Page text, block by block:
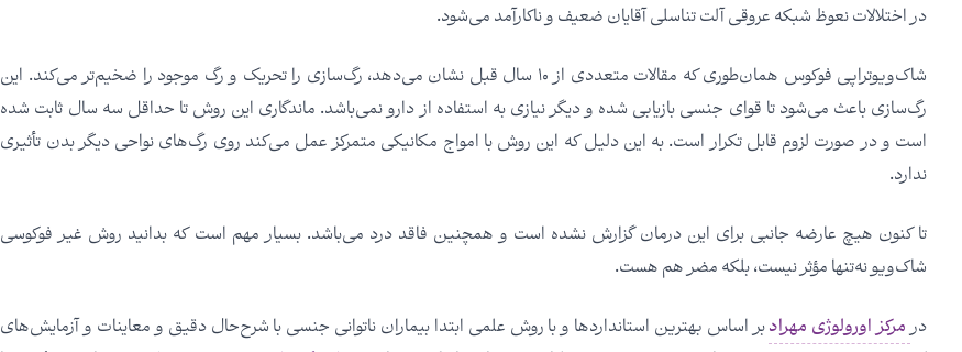
در اختلالات نعوظ شبکه عروقی آلت تناسلی آقایان ضعیف و ناکارآمد می‌شود.
شاک‌ویوتراپی فوکوس همان‌طوری که مقالات متعددی از ۱۰ سال قبل نشان می‌دهد، رگ‌سازی را تحریک و رگ موجود را ضخیم‌تر می‌کند. این
رگ‌سازی باعث می‌شود تا قوای جنسی بازیابی شده و دیگر نیازی به استفاده از دارو نمی‌باشد. ماندگاری این روش تا حداقل سه سال ثابت شده
است و در صورت لزوم قابل تکرار است. به این دلیل که این روش با امواج مکانیکی متمرکز عمل می‌کند روی رگ‌های نواحی دیگر بدن تأثیری
ندارد.
تا کنون هیچ عارضه جانبی برای این درمان گزارش نشده است و همچنین فاقد درد می‌باشد. بسیار مهم است که بدانید روش غیر فوکوسی
شاک‌ویو نه‌تنها مؤثر نیست، بلکه مضر هم هست.
درمرکز اورولوژی مهرادبر اساس بهترین استانداردها و با روش علمی ابتدا بیماران ناتوانی جنسی با شرح‌حال دقیق و معاینات و آزمایش‌های